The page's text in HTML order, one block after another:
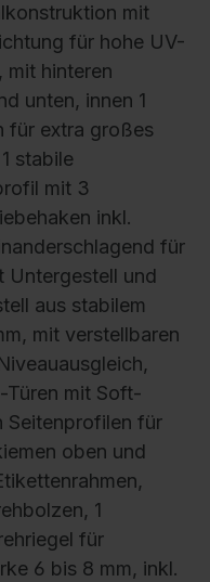
mit
für hohe UV-
mit hinteren
unten, innen 1
für extra großes
stabile
mit 3
inkl.
für
Untergestell und
aus stabilem
mit verstellbaren
Türen mit Soft-
Seitenprofilen für
oben und
1
für
6 bis 8 mm, inkl.